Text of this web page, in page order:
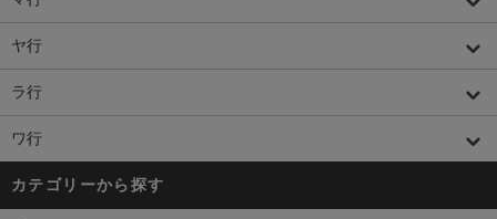
ヤ行
ラ行
ワ行
カテゴリーから探す